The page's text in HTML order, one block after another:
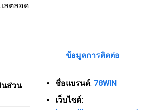
ลตลอด
นส่วน
ข้อมูลการติดต่อ
ชื่อแบรนด์: 78WIN
เว็บไซต์: